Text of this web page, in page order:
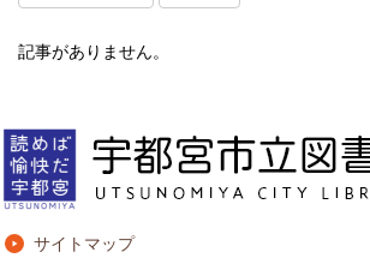
記事がありません。
サイトマップ